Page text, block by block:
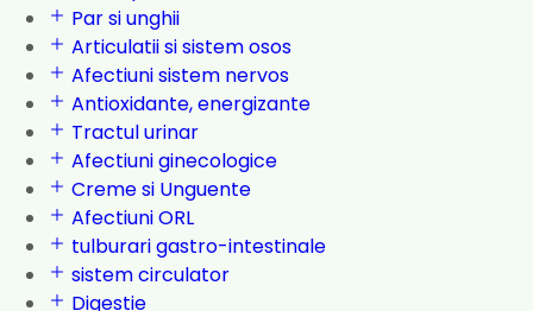
Par si unghii
Articulatii si sistem osos
Afectiuni sistem nervos
Antioxidante, energizante
Tractul urinar
Afectiuni ginecologice
Creme si Unguente
Afectiuni ORL
tulburari gastro-intestinale
sistem circulator
Digestie